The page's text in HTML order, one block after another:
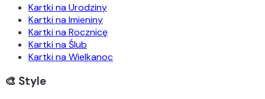
Kartki na Urodziny
Kartki na Imieniny
Kartki na Rocznicę
Kartki na Ślub
Kartki na Wielkanoc
🎨 Style